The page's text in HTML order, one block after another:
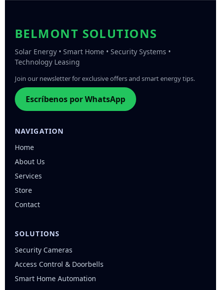
BELMONT SOLUTIONS
Solar Energy • Smart Home • Security Systems •
Technology Leasing
Join our newsletter for exclusive offers and smart energy tips.
Escríbenos por WhatsApp
NAVIGATION
Home
About Us
Services
Store
Contact
SOLUTIONS
Security Cameras
Access Control & Doorbells
Smart Home Automation